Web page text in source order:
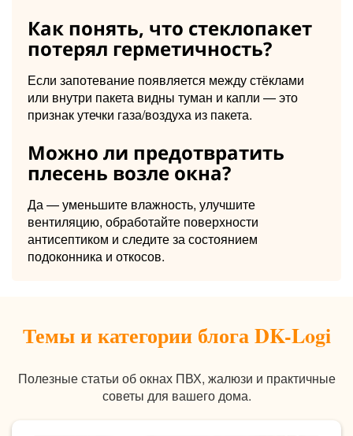
Как понять, что стеклопакет
потерял герметичность?
Если запотевание появляется между стёклами
или внутри пакета видны туман и капли — это
признак утечки газа/воздуха из пакета.
Можно ли предотвратить
плесень возле окна?
Да — уменьшите влажность, улучшите
вентиляцию, обработайте поверхности
антисептиком и следите за состоянием
подоконника и откосов.
Темы и категории блога DK-Logi
Полезные статьи об окнах ПВХ, жалюзи и практичные
советы для вашего дома.